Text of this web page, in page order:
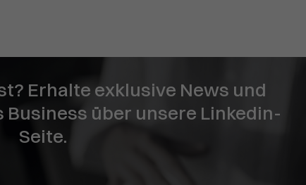
Erhalte exklusive News und
über unsere Linkedin-
Seite.